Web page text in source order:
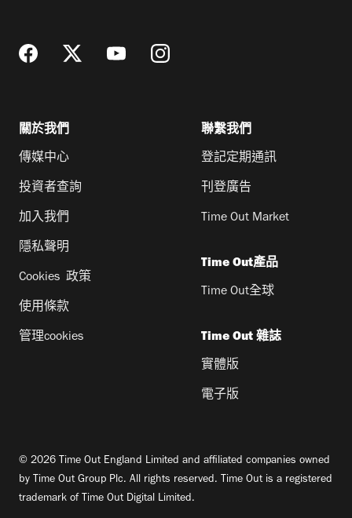
關於我們
傳媒中心
投資者查詢
加入我們
隱私聲明
Cookies 政策
使用條款
管理cookies
聯繫我們
登記定期通訊
刊登廣告
Time Out Market
Time Out產品
Time Out全球
Time Out 雜誌
實體版
電子版
© 2026 Time Out England Limited and affiliated companies owned
by Time Out Group Plc. All rights reserved. Time Out is a registered
trademark of Time Out Digital Limited.